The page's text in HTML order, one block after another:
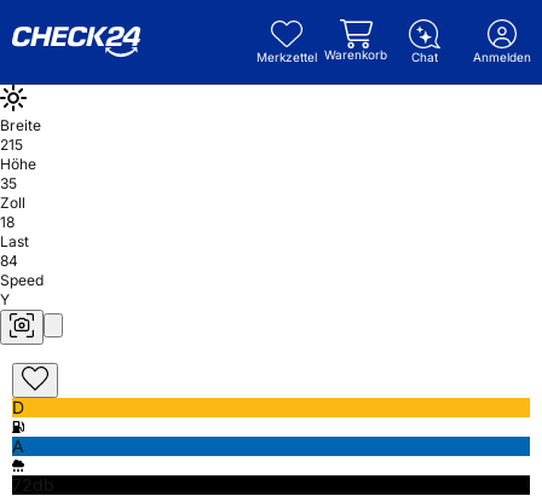
Merkzettel Warenkorb Chat Anmelden
Breite
215
Höhe
35
Zoll
18
Last
84
Speed
Y
D
A
72db